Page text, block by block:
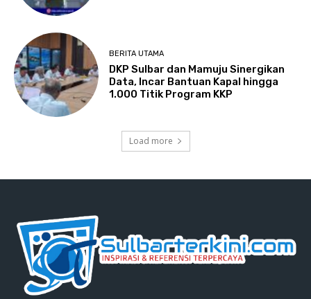
BERITA UTAMA
DKP Sulbar dan Mamuju Sinergikan
Data, Incar Bantuan Kapal hingga
1.000 Titik Program KKP
Load more